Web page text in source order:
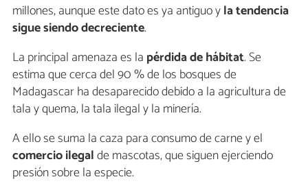
millones, aunque este dato es ya antiguo yla tendencia
sigue siendo decreciente.
La principal amenaza es la pérdida de hábitat. Se
estima que cerca del 90 % de los bosques de
Madagascar ha desaparecido debido a la agricultura de
tala y quema, la tala ilegal y la minería.
A ello se suma la caza para consumo de carne y el
comercio ilegalde mascotas, que siguen ejerciendo
presión sobre la especie.